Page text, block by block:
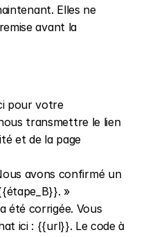
Elles ne
avant la
pour votre
transmettre le lien
et de la page
avons confirmé un
»
été corrigée. Vous
ici : {{url}}. Le code à